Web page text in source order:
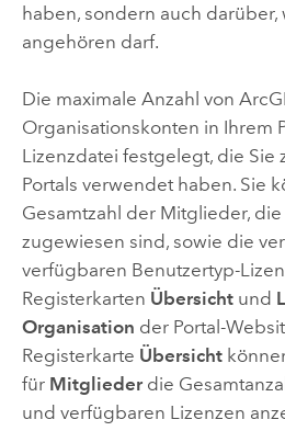
haben, sondern auch
angehören darf.
Die maximale Anzahl von
Organisationskonten in Ihrem
Lizenzdatei festgelegt, die Sie
Portals verwendet haben. Sie
Gesamtzahl der Mitglieder,
zugewiesen sind, sowie die
verfügbaren Benutzertyp-
Registerkarten Übersichtund
Organisation der Portal-
Registerkarte Übersicht
für Mitgliederdie
und verfügbaren Lizenzen